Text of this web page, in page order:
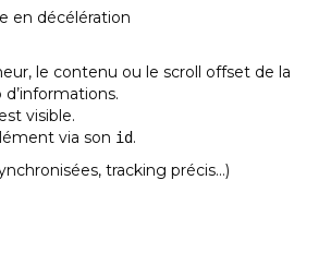
en décélération
le contenu ou le scroll offset de la
visible.
via son id.
tracking précis…)